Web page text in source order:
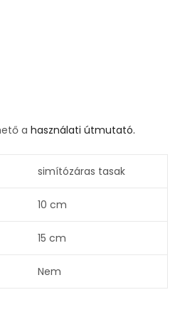
a használati útmutató.
simítózáras tasak
10 cm
15 cm
Nem